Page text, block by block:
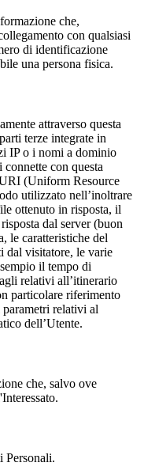
che,
con qualsiasi
di identificazione
una persona fisica.
attraverso questa
terze integrate in
IP o i nomi a dominio
con questa
(Uniform Resource
utilizzato nell’inoltrare
ottenuto in risposta, il
dal server (buon
le caratteristiche del
dal visitatore, le varie
il tempo di
relativi all’itinerario
particolare riferimento
parametri relativi al
dell’Utente.
che, salvo ove
Personali.